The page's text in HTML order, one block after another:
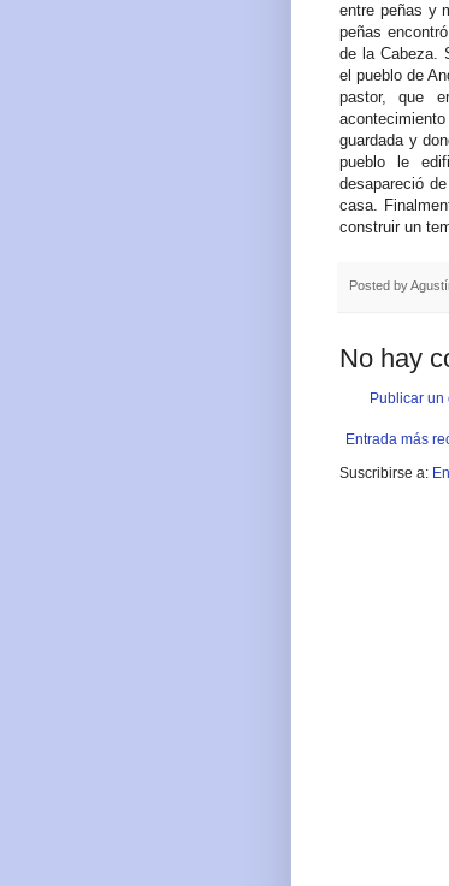
entre peñas y
peñas
de la Cabeza.
el pueblo de
pastor, que
guardada y
pueblo le
desapareció
casa.
construir un
Posted by
No hay
Publicar un
Entrada más
Suscribirse a: